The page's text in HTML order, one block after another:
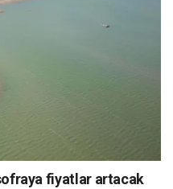
fiyatlar artacak